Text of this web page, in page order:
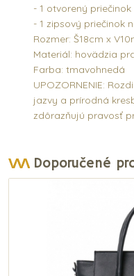
- 1 otvorený
- 1 zipsový priečinok
Rozmer: Š18cm x
Materiál: hovädzia
Farba: tmavohnedá
UPOZORNENIE:
jazvy a prírodná
zdôrazňujú pravosť
Doporučené